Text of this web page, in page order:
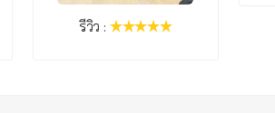
รีวิว :